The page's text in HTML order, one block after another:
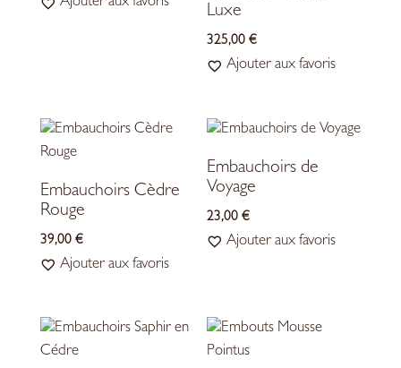
Luxe
325,00€
Ajouter aux favoris
Embauchoirs Cèdre
Rouge
39,00 €
Ajouter aux favoris
Embauchoirs de
Voyage
23,00€
Ajouter aux favoris